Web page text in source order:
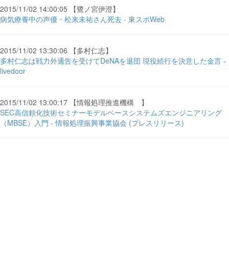
2015/11/02 14:00:05 【鷺ノ宮伊澄】
病気療養中の声優・松来未祐さん死去 - 東スポWeb
2015/11/02 13:30:06 【多村仁志】
多村仁志は戦力外通告を受けてDeNAを退団 現役続行を決意した金言 -
livedoor
2015/11/02 13:00:17 【情報処理推進機構 】
SEC高信頼化技術セミナーモデルベースシステムズエンジニアリング
（MBSE）入門 - 情報処理振興事業協会 (プレスリリース)